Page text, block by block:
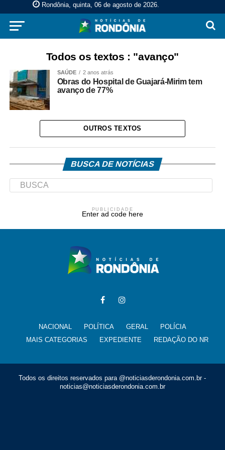
Rondônia, quinta, 06 de agosto de 2026.
Todos os textos : "avanço"
SAÚDE 2 anos atrás
Obras do Hospital de Guajará-Mirim tem
avanço de 77%
OUTROS TEXTOS
BUSCA DE NOTÍCIAS
PUBLICIDADE
Enter ad code here
NACIONAL POLÍTICA GERAL
POLÍCIA
MAIS CATEGORIAS
EXPEDIENTE REDAÇÃO DO NR
Todos os direitos reservados para @noticiasderondonia.com.br -
noticias@noticiasderondonia.com.br